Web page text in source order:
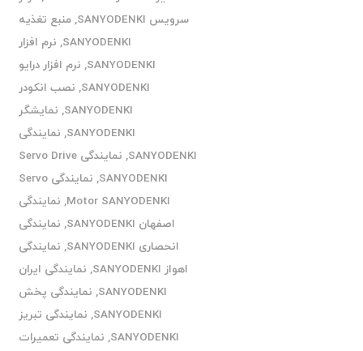
سرویس SANYODENKI
,منبع تغذیه
SANYODENKI
, نرم افزار
SANYODENKI
, نرم افزار درایو
SANYODENKI
, نصب انکودر
SANYODENKI
, نمایشگر
SANYODENKI
, نمایندگی
SANYODENKI
,
نمایندگی Servo Drive
SANYODENKI
,
نمایندگی Servo
Motor SANYODENKI
, نمایندگی
اصفهان SANYODENKI
, نمایندگی
انحصاری SANYODENKI
, نمایندگی
اهواز SANYODENKI
, نمایندگی ایران
SANYODENKI
, نمایندگی پخش
SANYODENKI
, نمایندگی تبریز
SANYODENKI
, نمایندگی تعمیرات